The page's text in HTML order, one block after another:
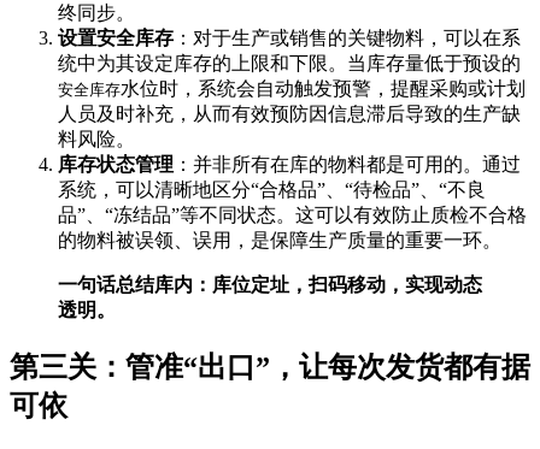
终同步。
设置安全库存 ：对于生产或销售的关键物料，可以在系
统中为其设定库存的上限和下限。当库存量低于预设的
安全库存水位时，系统会自动触发预警，提醒采购或计划
人员及时补充，从而有效预防因信息滞后导致的生产缺
料风险。
库存状态管理 ：并非所有在库的物料都是可用的。通过
系统，可以清晰地区分“合格品”、“待检品”、“不良
品”、“冻结品”等不同状态。这可以有效防止质检不合格
的物料被误领、误用，是保障生产质量的重要一环。
一句话总结库内：库位定址，扫码移动，实现动态
透明。
第三关：管准“出口”，让每次发货都有据
可依